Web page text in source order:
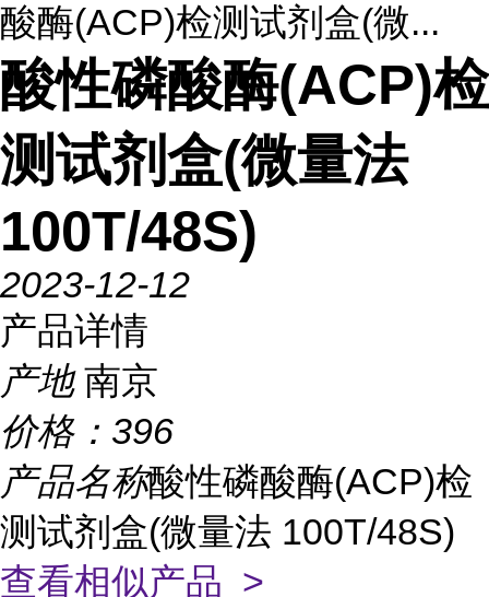
酸酶(ACP)检测试剂盒(微...
酸性磷酸酶(ACP)检
测试剂盒(微量法
100T/48S)
2023-12-12
产品详情
产地 南京
价格： 396
产品名称酸性磷酸酶(ACP)检
测试剂盒(微量法 100T/48S)
查看相似产品 >